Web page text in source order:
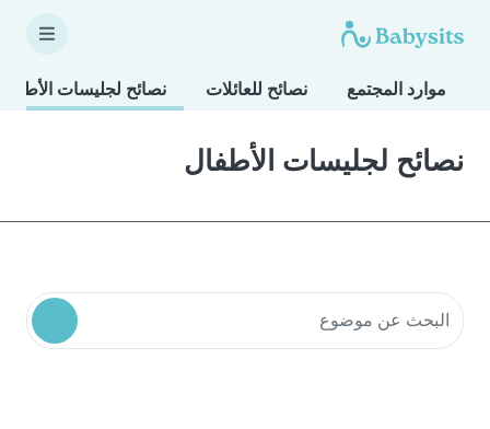
موارد المجتمع نصائح للعائلات نصائح لجليسات
نصائح لجليسات الأطفال
البحث في موارد المجتمع